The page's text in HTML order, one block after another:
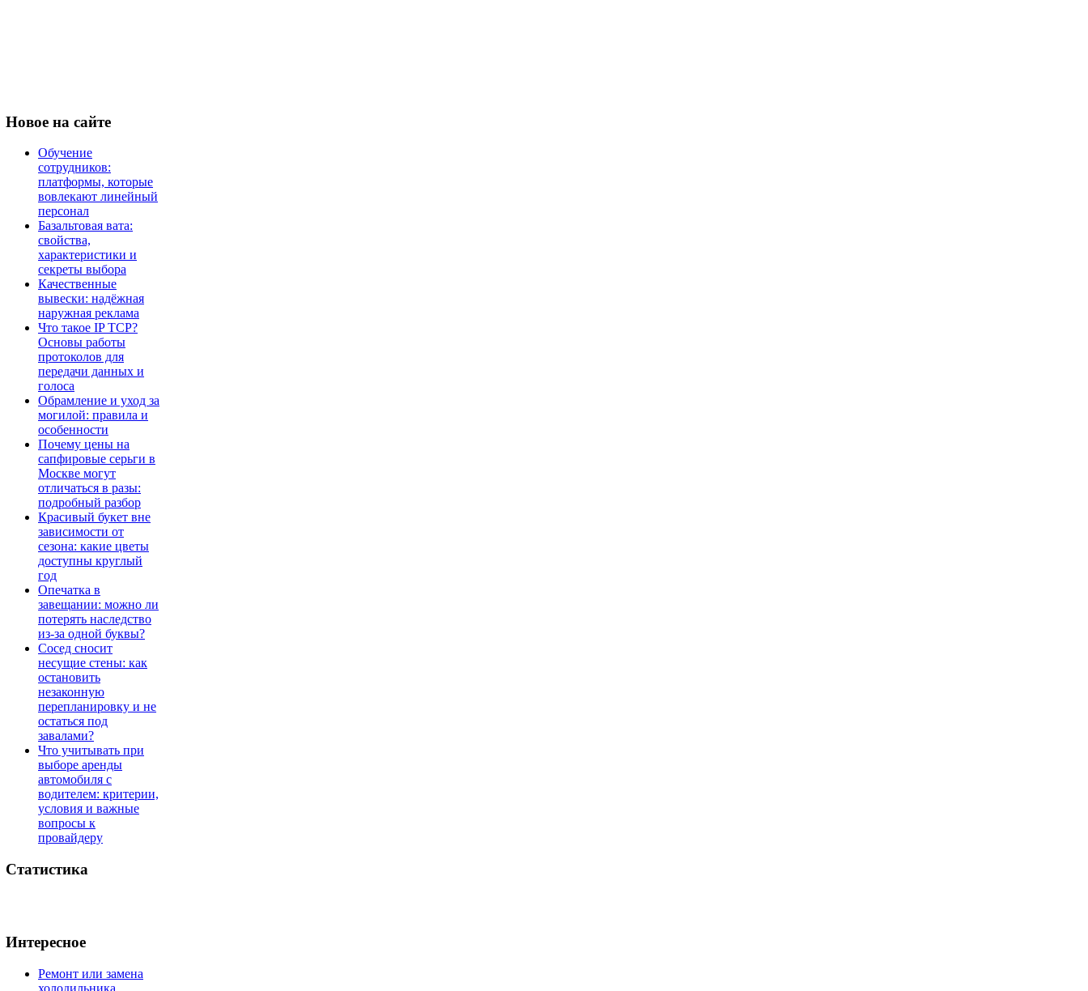
Новое на сайте
Обучение
сотрудников:
платформы, которые
вовлекают линейный
персонал
Базальтовая вата:
свойства,
характеристики и
секреты выбора
Качественные
вывески: надёжная
наружная реклама
Что такое IP TCP?
Основы работы
протоколов для
передачи данных и
голоса
Обрамление и уход за
могилой: правила и
особенности
Почему цены на
сапфировые серьги в
Москве могут
отличаться в разы:
подробный разбор
Красивый букет вне
зависимости от
сезона: какие цветы
доступны круглый
год
Опечатка в
завещании: можно ли
потерять наследство
из-за одной буквы?
Сосед сносит
несущие стены: как
остановить
незаконную
перепланировку и не
остаться под
завалами?
Что учитывать при
выборе аренды
автомобиля с
водителем: критерии,
условия и важные
вопросы к
провайдеру
Статистика
Интересное
Ремонт или замена